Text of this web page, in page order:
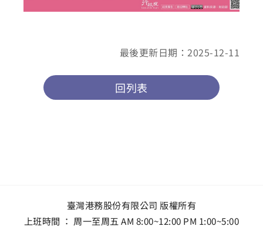
最後更新日期：2025-12-11
回列表
臺灣港務股份有限公司 版權所有
上班時間 ： 周一至周五 AM 8:00~12:00 PM 1:00~5:00